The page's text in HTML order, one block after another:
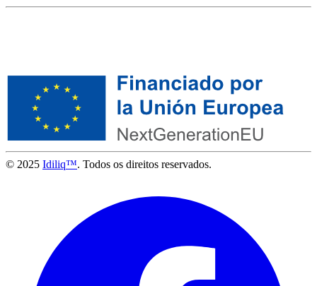
© 2025 Idiliq™. Todos os direitos reservados.